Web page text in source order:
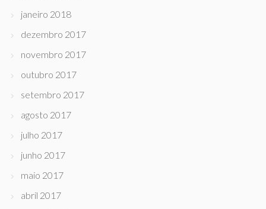
janeiro 2018
dezembro 2017
novembro 2017
outubro 2017
setembro 2017
agosto 2017
julho 2017
junho 2017
maio 2017
abril 2017